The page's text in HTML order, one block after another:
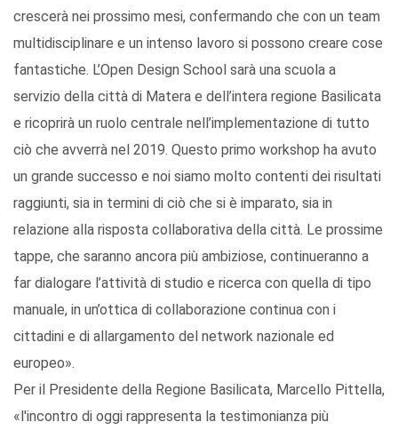
crescerà nei prossimo mesi, confermando che con un team
multidisciplinare e un intenso lavoro si possono creare cose
fantastiche. L’Open Design School sarà una scuola a
servizio della città di Matera e dell’intera regione Basilicata
e ricoprirà un ruolo centrale nell’implementazione di tutto
ciò che avverrà nel 2019. Questo primo workshop ha avuto
un grande successo e noi siamo molto contenti dei risultati
raggiunti, sia in termini di ciò che si è imparato, sia in
relazione alla risposta collaborativa della città. Le prossime
tappe, che saranno ancora più ambiziose, continueranno a
far dialogare l’attività di studio e ricerca con quella di tipo
manuale, in un’ottica di collaborazione continua con i
cittadini e di allargamento del network nazionale ed
europeo».
Per il Presidente della Regione Basilicata, Marcello Pittella,
«l'incontro di oggi rappresenta la testimonianza più